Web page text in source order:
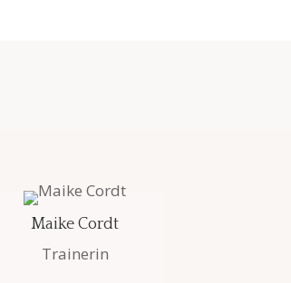
Maike Cordt
Trainerin